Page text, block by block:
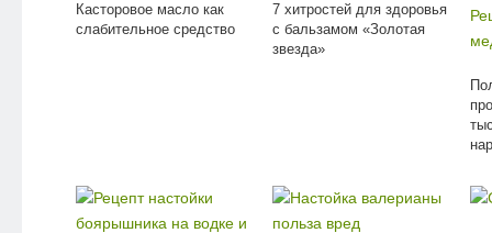
Касторовое масло как
слабительное средство
7 хитростей для здоровья
с бальзамом «Золотая
звезда»